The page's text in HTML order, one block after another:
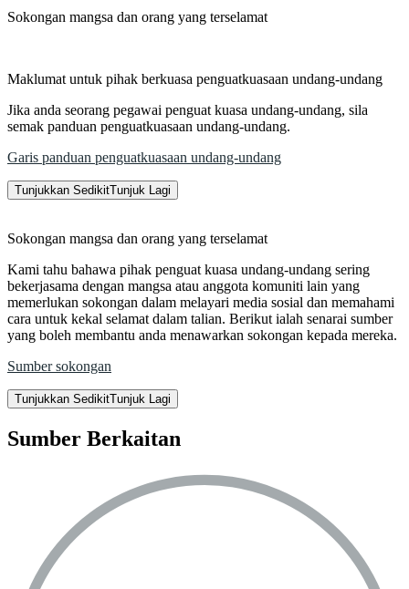
Sokongan mangsa dan orang yang terselamat
Maklumat untuk pihak berkuasa penguatkuasaan undang-undang
Jika anda seorang pegawai penguat kuasa undang-undang, sila
semak panduan penguatkuasaan undang-undang.
Garis panduan penguatkuasaan undang-undang
Tunjukkan SedikitTunjuk Lagi
Sokongan mangsa dan orang yang terselamat
Kami tahu bahawa pihak penguat kuasa undang-undang sering
bekerjasama dengan mangsa atau anggota komuniti lain yang
memerlukan sokongan dalam melayari media sosial dan memahami
cara untuk kekal selamat dalam talian. Berikut ialah senarai sumber
yang boleh membantu anda menawarkan sokongan kepada mereka.
Sumber sokongan
Tunjukkan SedikitTunjuk Lagi
Sumber Berkaitan